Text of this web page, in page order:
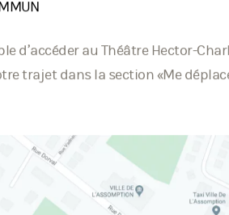
d’accéder au Théâtre Hector-
trajet dans la section «Me